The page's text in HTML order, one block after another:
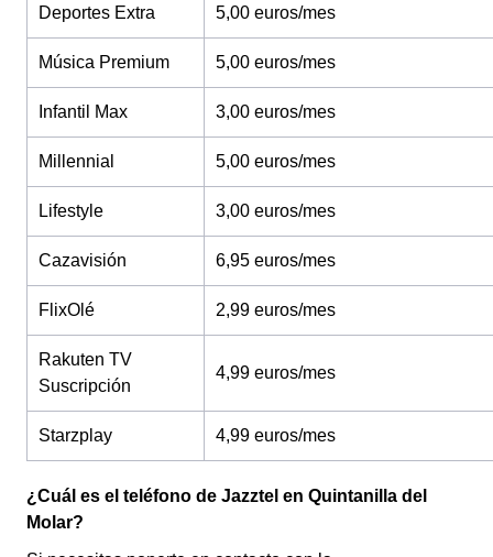
Deportes Extra 5,00 euros/mes
Música Premium 5,00 euros/mes
Infantil Max 3,00 euros/mes
Millennial 5,00 euros/mes
Lifestyle 3,00 euros/mes
Cazavisión 6,95 euros/mes
FlixOlé 2,99 euros/mes
Rakuten TV
Suscripción
4,99 euros/mes
Starzplay 4,99 euros/mes
¿Cuál es el teléfono de Jazztel en Quintanilla del
Molar?